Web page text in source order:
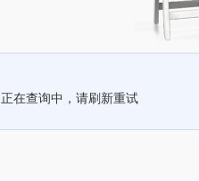
正在查询中，请刷新重试